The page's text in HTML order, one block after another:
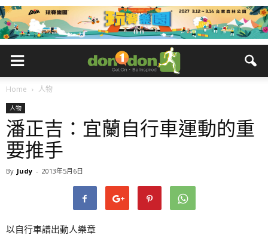
Home 人物
人物
潘正吉：宜蘭自行車運動的重
要推手
By Judy - 2013年5月6日
以自行車譜出動人樂章